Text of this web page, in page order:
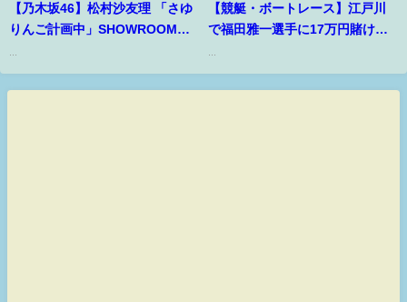
【乃木坂46】松村沙友理 「さゆ
りんご計画中」SHOWROOM
【競艇・ボートレース】江戸川
で福田雅一選手に17万円賭けて